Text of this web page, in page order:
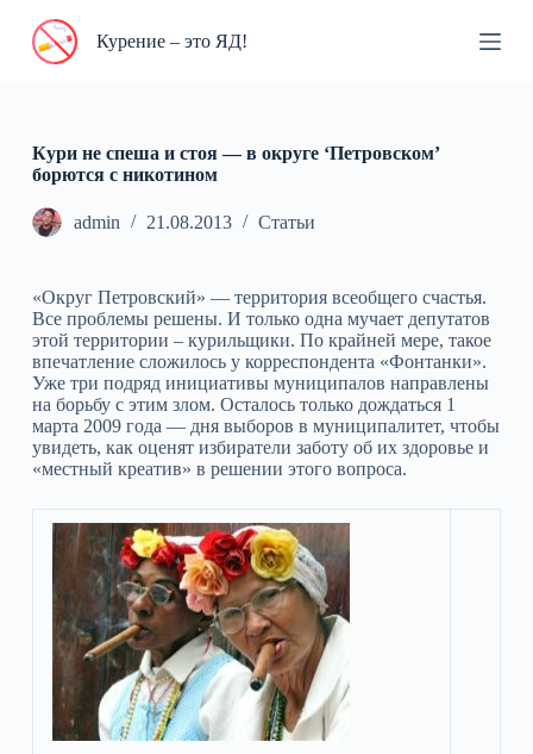
П
и
к
у
Курение – это ЯД!
Кури не спеша и стоя — в округе ‘Петровском’
борются с никотином
admin 21.08.2013 Статьи
«Округ Петровский» — территория всеобщего счастья.
Все проблемы решены. И только одна мучает депутатов
этой территории – курильщики. По крайней мере, такое
впечатление сложилось у корреспондента «Фонтанки».
Уже три подряд инициативы муниципалов направлены
на борьбу с этим злом. Осталось только дождаться 1
марта 2009 года — дня выборов в муниципалитет, чтобы
увидеть, как оценят избиратели заботу об их здоровье и
«местный креатив» в решении этого вопроса.